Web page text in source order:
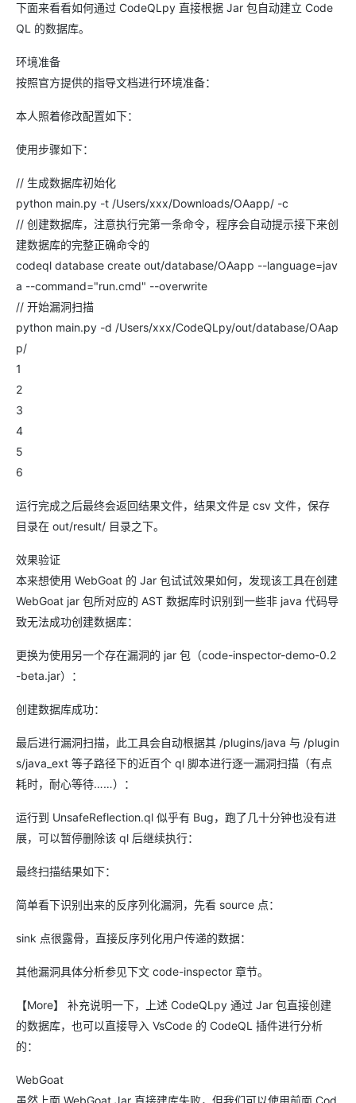
下面来看看如何通过 CodeQLpy 直接根据 Jar 包自动建立 Code
QL 的数据库。
环境准备
按照官方提供的指导文档进行环境准备：
本人照着修改配置如下：
使用步骤如下：
// 生成数据库初始化
python main.py -t /Users/xxx/Downloads/OAapp/ -c
// 创建数据库，注意执行完第一条命令，程序会自动提示接下来创
建数据库的完整正确命令的
codeql database create out/database/OAapp --language=jav
a --command="run.cmd" --overwrite
// 开始漏洞扫描
python main.py -d /Users/xxx/CodeQLpy/out/database/OAap
p/
1
2
3
4
5
6
运行完成之后最终会返回结果文件，结果文件是 csv 文件，保存
目录在 out/result/ 目录之下。
效果验证
本来想使用 WebGoat 的 Jar 包试试效果如何，发现该工具在创建
WebGoat jar 包所对应的 AST 数据库时识别到一些非 java 代码导
致无法成功创建数据库：
更换为使用另一个存在漏洞的 jar 包（code-inspector-demo-0.2
-beta.jar）：
创建数据库成功：
最后进行漏洞扫描，此工具会自动根据其 /plugins/java 与 /plugin
s/java_ext 等子路径下的近百个 ql 脚本进行逐一漏洞扫描（有点
耗时，耐心等待……）：
运行到 UnsafeReflection.ql 似乎有 Bug，跑了几十分钟也没有进
展，可以暂停删除该 ql 后继续执行：
最终扫描结果如下：
简单看下识别出来的反序列化漏洞，先看 source 点：
sink 点很露骨，直接反序列化用户传递的数据：
其他漏洞具体分析参见下文 code-inspector 章节。
【More】 补充说明一下，上述 CodeQLpy 通过 Jar 包直接创建
的数据库，也可以直接导入 VsCode 的 CodeQL 插件进行分析
的：
WebGoat
虽然上面 WebGoat Jar 直接建库失败，但我们可以使用前面 Cod